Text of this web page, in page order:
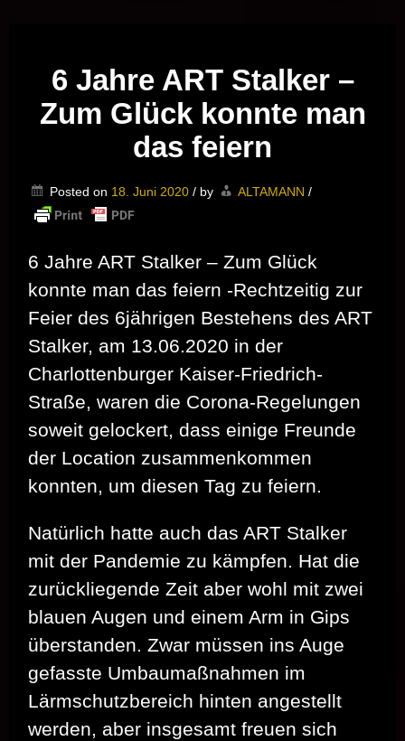
6 Jahre ART Stalker –
Zum Glück konnte man
das feiern
Posted on 18. Juni 2020 / by ALTAMANN /
6 Jahre ART Stalker – Zum Glück
konnte man das feiern -Rechtzeitig zur
Feier des 6jährigen Bestehens des ART
Stalker, am 13.06.2020 in der
Charlottenburger Kaiser-Friedrich-
Straße, waren die Corona-Regelungen
soweit gelockert, dass einige Freunde
der Location zusammenkommen
konnten, um diesen Tag zu feiern.
Natürlich hatte auch das ART Stalker
mit der Pandemie zu kämpfen. Hat die
zurückliegende Zeit aber wohl mit zwei
blauen Augen und einem Arm in Gips
überstanden. Zwar müssen ins Auge
gefasste Umbaumaßnahmen im
Lärmschutzbereich hinten angestellt
werden, aber insgesamt freuen sich